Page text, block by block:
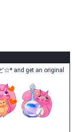
☆* and get an original